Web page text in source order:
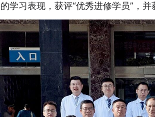
学习表现，获评“优秀进修学员”，